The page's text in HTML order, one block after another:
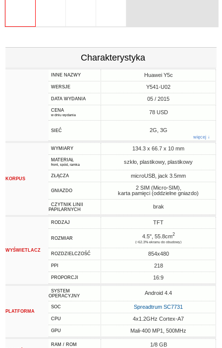
Charakterystyka
INNE NAZWY Huawei Y5c
WERSJE Y541-U02
DATA WYDANIA 05 / 2015
CENA
w dniu wydania 78 USD
SIEĆ 2G, 3G
więcej ↓
KORPUS
WYMIARY 134.3 x 66.7 x 10 mm
MATERIAŁ
front, spód, ramka szkło, plastikowy, plastikowy
ZŁĄCZA microUSB, jack 3.5mm
GNIAZDO
2 SIM (Micro-SIM),
karta pamięci (oddzielne gniazdo)
CZYTNIK LINII
PAPILARNYCH
brak
WYŚWIETLACZ
RODZAJ TFT
ROZMIAR 4.5", 55.8cm2
(~62.3% ekranu do obudowy)
ROZDZIELCZOŚĆ 854x480
PPI 218
PROPORCJI 16:9
PLATFORMA
SYSTEM
OPERACYJNY
Android 4.4
SOC Spreadtrum SC7731
CPU 4x1.2GHz Cortex-A7
GPU Mali-400 MP1, 500MHz
RAM / ROM 1/8 GB